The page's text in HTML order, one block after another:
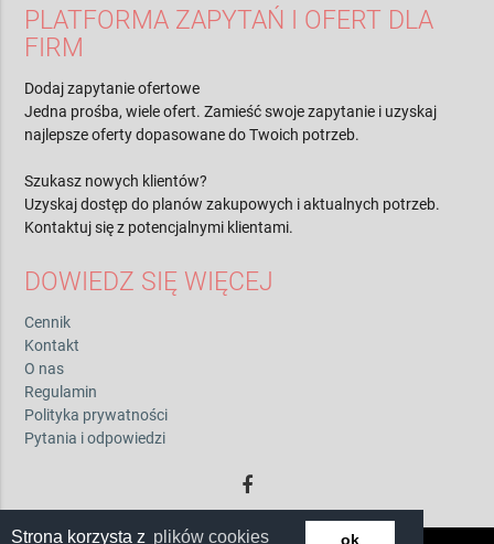
Strona korzysta z plików cookies ok
PLATFORMA ZAPYTAŃ I OFERT DLA
FIRM
Dodaj zapytanie ofertowe
Jedna prośba, wiele ofert. Zamieść swoje zapytanie i uzyskaj
najlepsze oferty dopasowane do Twoich potrzeb.
Szukasz nowych klientów?
Uzyskaj dostęp do planów zakupowych i aktualnych potrzeb.
Kontaktuj się z potencjalnymi klientami.
DOWIEDZ SIĘ WIĘCEJ
Cennik
Kontakt
O nas
Regulamin
Polityka prywatności
Pytania i odpowiedzi